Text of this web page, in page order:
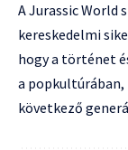
A Jurassic World
kereskedelmi
hogy a történet
a
következő